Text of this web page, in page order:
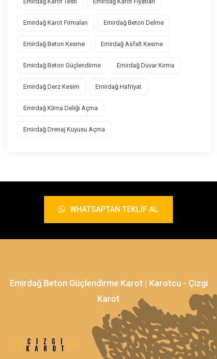
Emirdağ Karot Firmaları Emirdağ Beton Delme
Emirdağ Beton Kesme Emirdağ Asfalt Kesme
Emirdağ Beton Güçlendirme Emirdağ Duvar Kırma
Emirdağ Derz Kesim Emirdağ Hafriyat
Emirdağ Klima Deliği Açma
Emirdağ Drenaj Kuyusu Açma
WHATSAPTAN TEKLIF AL
Emirdağ Beton Güçlendirme Karot | Karotcu - Çizgi
Karot